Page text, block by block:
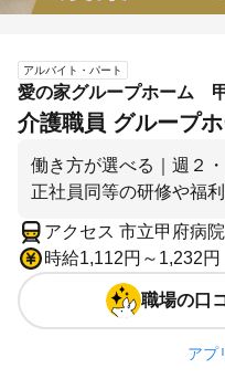
アルバイト・パート
愛の家グループホーム
介護職員 グループ
働き方が選べる｜週２
正社員同等の研修や福
アクセス 市立甲府病
時給1,112円～1,232円
職場の口
アプ